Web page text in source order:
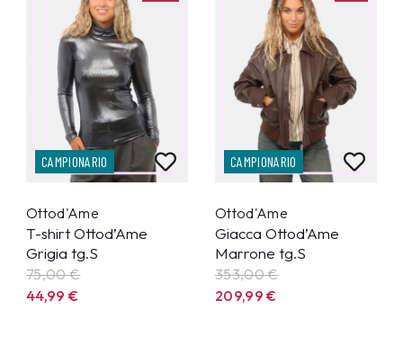
CAMPIONARIO
Ottod'Ame
T-shirt Ottod’Ame
Grigia tg.S
75,00 €
44,99€
CAMPIONARIO
Ottod'Ame
Giacca Ottod’Ame
Marrone tg.S
353,00 €
209,99€